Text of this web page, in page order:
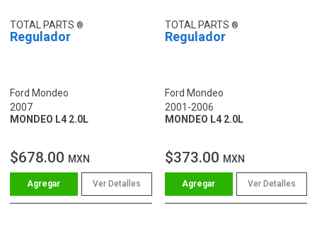
TOTAL PARTS
Regulador
Ford Mondeo
2007
MONDEO L4 2.0L
$678.00 MXN
Ver Detalles
TOTAL PARTS
Regulador
Ford Mondeo
2001-2006
MONDEO L4 2.0L
$373.00 MXN
Ver Detalles